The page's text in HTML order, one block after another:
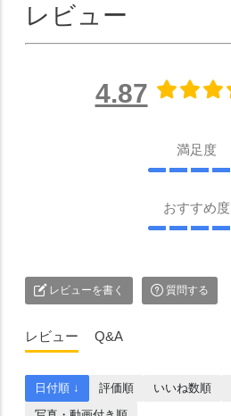
レビュー
4.87
満足度
おすすめ度
レビューを書く 質問する
レビュー Q&A
日付順 ↓ 評価順 いいね数順